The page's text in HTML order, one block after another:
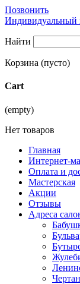
Позвонить
Индивидуальный
Найти
Корзина (пусто)
Cart
(empty)
Нет товаров
Главная
Интернет-
Оплата и
Мастерская
Акции
Отзывы
Адреса